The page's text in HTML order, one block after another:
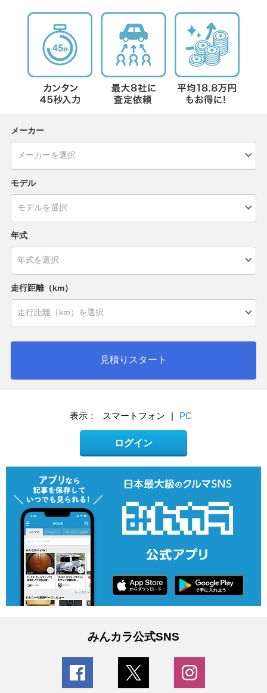
メーカー
モデル
年式
走行距離（km）
見積りスタート
表示： スマートフォン | PC
ログイン
みんカラ公式SNS